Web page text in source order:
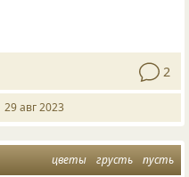
2
29 авг 2023
цветы грусть пусть